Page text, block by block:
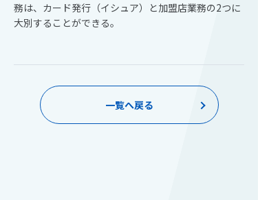
務は、カード発行（イシュア）と加盟店業務の2つに
大別することができる。
一覧へ戻る